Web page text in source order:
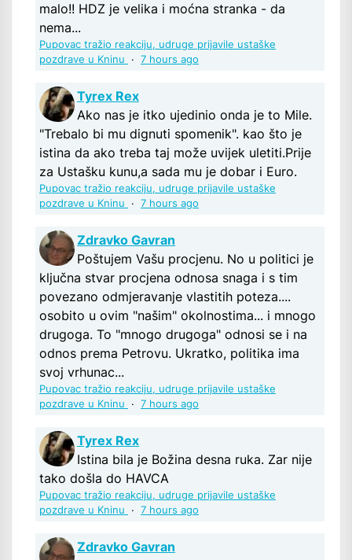
malo!! HDZ je velika i moćna stranka - da
nema...
Pupovac tražio reakciju, udruge prijavile ustaške
pozdrave u Kninu
· 7 hours ago
Tyrex Rex
Ako nas je itko ujedinio onda je to Mile.
"Trebalo bi mu dignuti spomenik". kao što je
istina da ako treba taj može uvijek uletiti.Prije
za Ustašku kunu,a sada mu je dobar i Euro.
Pupovac tražio reakciju, udruge prijavile ustaške
pozdrave u Kninu
· 7 hours ago
Zdravko Gavran
Poštujem Vašu procjenu. No u politici je
ključna stvar procjena odnosa snaga i s tim
povezano odmjeravanje vlastitih poteza....
osobito u ovim "našim" okolnostima... i mnogo
drugoga. To "mnogo drugoga" odnosi se i na
odnos prema Petrovu. Ukratko, politika ima
svoj vrhunac...
Pupovac tražio reakciju, udruge prijavile ustaške
pozdrave u Kninu
· 7 hours ago
Tyrex Rex
Istina bila je Božina desna ruka. Zar nije
tako došla do HAVCA
Pupovac tražio reakciju, udruge prijavile ustaške
pozdrave u Kninu
· 7 hours ago
Zdravko Gavran